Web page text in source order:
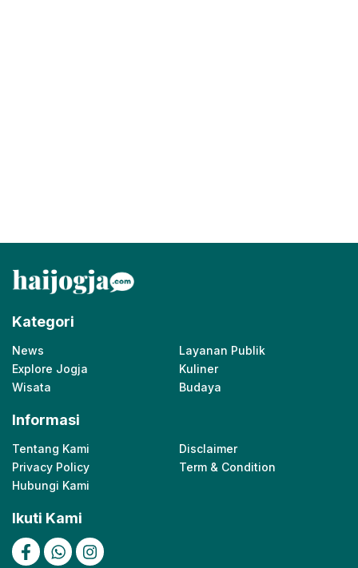
Kategori
News
Layanan Publik
Explore Jogja
Kuliner
Wisata
Budaya
Informasi
Tentang Kami
Disclaimer
Privacy Policy
Term & Condition
Hubungi Kami
Ikuti Kami